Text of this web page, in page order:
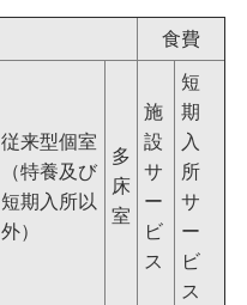
食費
従来型個室
（特養及び
短期入所以
外）
多
床
室
施
設
サ
ー
ビ
ス
短
期
入
所
サ
ー
ビ
ス